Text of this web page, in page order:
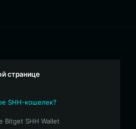
странице
SHH-кошелек?
Bitget SHH Wallet